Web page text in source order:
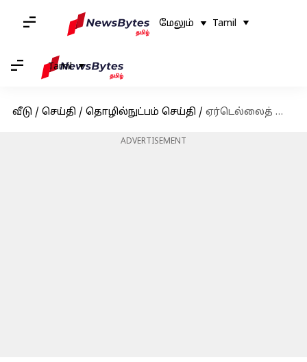
மேலும் Tamil
Tamil
வீடு / செய்தி / தொழில்நுட்பம் செய்தி / ஏர்டெல்லைத் தொடர்ந்து ஜியோ மற்றும் விஐ சேவைகளும் பாதிப்பு; சமூக வலைதளங்களில் பயனர்கள் புகார்
ADVERTISEMENT